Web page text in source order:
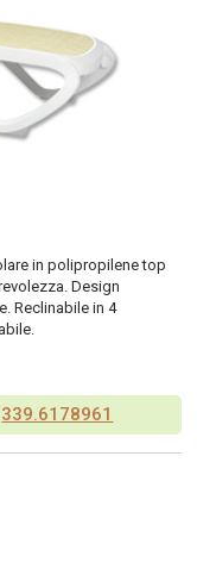
in polipropilene top
Design
Reclinabile in 4
339.6178961